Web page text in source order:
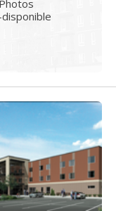
Photos